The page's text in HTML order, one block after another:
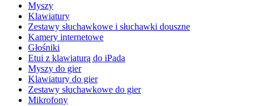
Myszy
Klawiatury
Zestawy słuchawkowe i słuchawki douszne
Kamery internetowe
Głośniki
Etui z klawiaturą do iPada
Myszy do gier
Klawiatury do gier
Zestawy słuchawkowe do gier
Mikrofony